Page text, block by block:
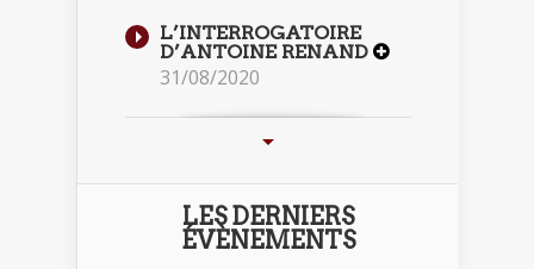
L’INTERROGATOIRE
D’ANTOINE RENAND
31/08/2020
LES DERNIERS
ÉVÈNEMENTS